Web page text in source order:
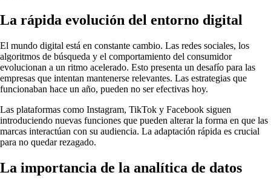
La rápida evolución del entorno digital
El mundo digital está en constante cambio. Las redes sociales, los
algoritmos de búsqueda y el comportamiento del consumidor
evolucionan a un ritmo acelerado. Esto presenta un desafío para las
empresas que intentan mantenerse relevantes. Las estrategias que
funcionaban hace un año, pueden no ser efectivas hoy.
Las plataformas como Instagram, TikTok y Facebook siguen
introduciendo nuevas funciones que pueden alterar la forma en que las
marcas interactúan con su audiencia. La adaptación rápida es crucial
para no quedar rezagado.
La importancia de la analítica de datos